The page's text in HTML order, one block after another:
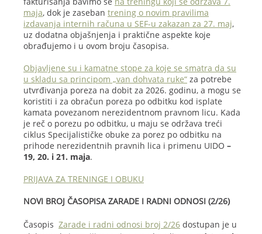
maja, dok je zaseban trening o novim pravilima
izdavanja internih računa u SEF-u zakazan za 27. maj,
uz dodatna objašnjenja i praktične aspekte koje
obrađujemo i u ovom broju časopisa.
Objavljene su i kamatne stope za koje se smatra da su
u skladu sa principom „van dohvata ruke“ za potrebe
utvrđivanja poreza na dobit za 2026. godinu, a mogu se
koristiti i za obračun poreza po odbitku kod isplate
kamata povezanom nerezidentnom pravnom licu. Kada
je reč o porezu po odbitku, u maju se održava treći
ciklus Specijalističke obuke za porez po odbitku na
prihode nerezidentnih pravnih lica i primenu UIDO –
19, 20. i 21. maja.
PRIJAVA ZA TRENINGE I OBUKU
NOVI BROJ ČASOPISA ZARADE I RADNI ODNOSI (2/26)
Časopis Zarade i radni odnosi broj 2/26 dostupan je u